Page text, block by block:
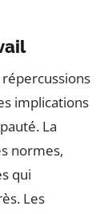
implications
La
normes,
qui
Les